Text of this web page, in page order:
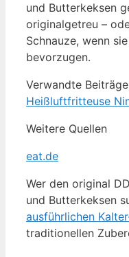
und Butterkeksen
originalgetreu –
Schnauze, wenn
bevorzugen.
Verwandte
Heißluftfritteuse
Weitere Quellen
eat.de
Wer den original
und Butterkeksen
ausführlichen
traditionellen